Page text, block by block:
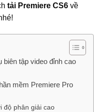
tải Premiere CS6 về
biên tập video đỉnh cao
mềm Premiere Pro
độ phân giải cao